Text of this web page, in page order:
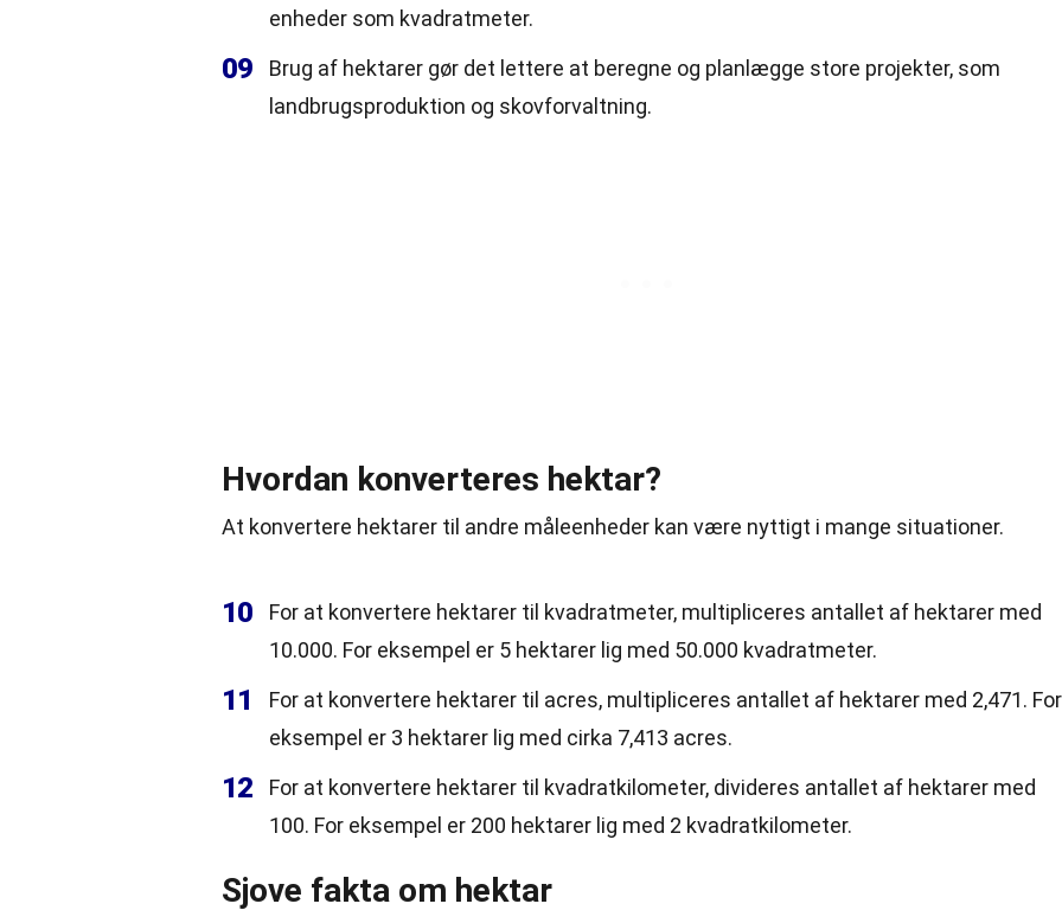
enheder som kvadratmeter.
09
Brug af hektarer gør det lettere at beregne og planlægge store projekter, som
landbrugsproduktion og skovforvaltning.
Hvordan konverteres hektar?
At konvertere hektarer til andre måleenheder kan være nyttigt i mange situationer.
10
For at konvertere hektarer til kvadratmeter, multipliceres antallet af hektarer med
10.000. For eksempel er 5 hektarer lig med 50.000 kvadratmeter.
11
For at konvertere hektarer til acres, multipliceres antallet af hektarer med 2,471. For
eksempel er 3 hektarer lig med cirka 7,413 acres.
12
For at konvertere hektarer til kvadratkilometer, divideres antallet af hektarer med
100. For eksempel er 200 hektarer lig med 2 kvadratkilometer.
Sjove fakta om hektar